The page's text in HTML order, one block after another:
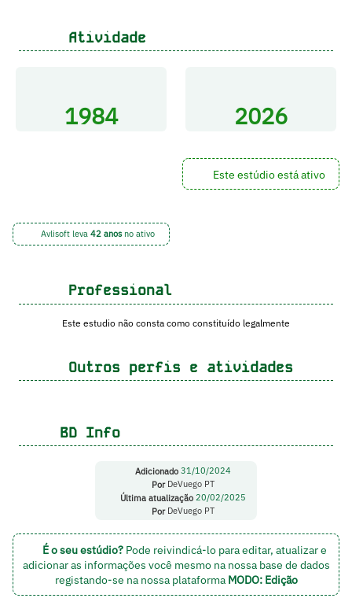
Atividade
1984 2026
Este estúdio está ativo
Avlisoft leva 42 anos no ativo
Professional
Este estudio não consta como constituído legalmente
Outros perfis e atividades
BD Info
Adicionado 31/10/2024
PorDeVuego PT
Última atualização 20/02/2025
PorDeVuego PT
É o seu estúdio?Pode reivindicá-lo para editar, atualizar e
adicionar as informações você mesmo na nossa base de dados
registando-se na nossa plataforma MODO: Edição